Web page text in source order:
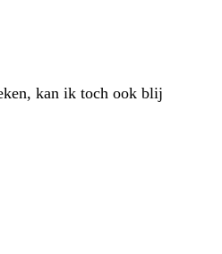
kan ik toch ook blij